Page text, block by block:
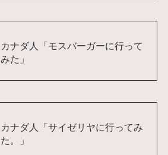
カナダ人「モスバーガーに行って
みた」
カナダ人「サイゼリヤに行ってみ
た。」